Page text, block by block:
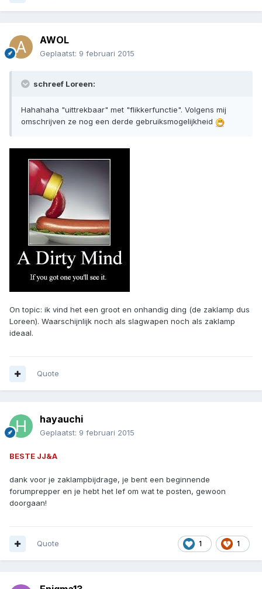
AWOL
Geplaatst: 9 februari 2015
schreef Loreen:
Hahahaha "uittrekbaar" met "flikkerfunctie". Volgens mij
omschrijven ze nog een derde gebruiksmogelijkheid
On topic: ik vind het een groot en onhandig ding (de zaklamp dus
Loreen). Waarschijnlijk noch als slagwapen noch als zaklamp
ideaal.
Quote
hayauchi
Geplaatst: 9 februari 2015
BESTE JJ&A
dank voor je zaklampbijdrage, je bent een beginnende
forumprepper en je hebt het lef om wat te posten, gewoon
doorgaan!
1 1
Quote